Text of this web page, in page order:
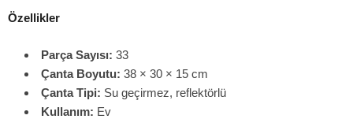
Özellikler
Parça Sayısı: 33
Çanta Boyutu: 38 × 30 × 15 cm
Çanta Tipi: Su geçirmez, reflektörlü
Kullanım: Ev